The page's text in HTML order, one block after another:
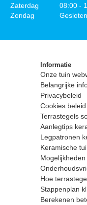
Zaterdag
08:00 -
Zondag
Gesloten
Informatie
Onze tuin
Belangrijke
Privacybeleid
Cookies beleid
Terrastegels
Aanlegtips
Legpatronen
Keramische
Hoe
Stappenplan
Berekenen